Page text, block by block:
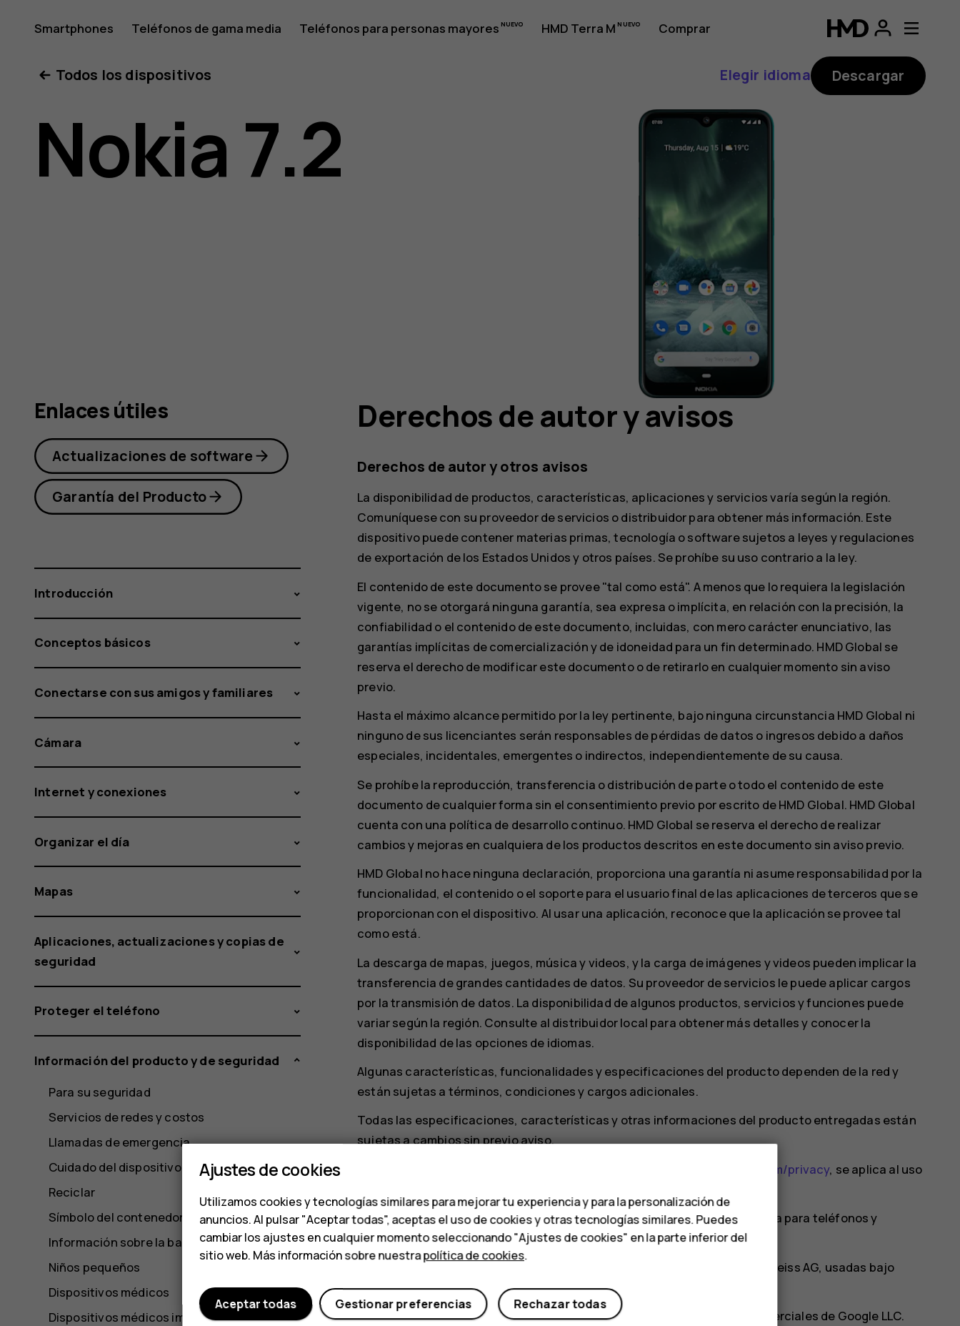
Manual
del
usuario
7.2
Smartphones Teléfonos de gama media Teléfonos para personas mayores HMD Terra M Comprar
Todos los dispositivos
Elegir idioma Descargar
Nokia 7.2
Derechos de autor y avisos
Derechos de autor y otros avisos
La disponibilidad de productos, características, aplicaciones y servicios varía según la región.
Comuníquese con su proveedor de servicios o distribuidor para obtener más información. Este
dispositivo puede contener materias primas, tecnología o software sujetos a leyes y regulaciones
de exportación de los Estados Unidos y otros países. Se prohíbe su uso contrario a la ley.
El contenido de este documento se provee "tal como está". A menos que lo requiera la legislación
vigente, no se otorgará ninguna garantía, sea expresa o implícita, en relación con la precisión, la
confiabilidad o el contenido de este documento, incluidas, con mero carácter enunciativo, las
garantías implícitas de comercialización y de idoneidad para un fin determinado. HMD Global se
reserva el derecho de modificar este documento o de retirarlo en cualquier momento sin aviso
previo.
Hasta el máximo alcance permitido por la ley pertinente, bajo ninguna circunstancia HMD Global ni
ninguno de sus licenciantes serán responsables de pérdidas de datos o ingresos debido a daños
especiales, incidentales, emergentes o indirectos, independientemente de su causa.
Se prohíbe la reproducción, transferencia o distribución de parte o todo el contenido de este
documento de cualquier forma sin el consentimiento previo por escrito de HMD Global. HMD Global
cuenta con una política de desarrollo continuo. HMD Global se reserva el derecho de realizar
cambios y mejoras en cualquiera de los productos descritos en este documento sin aviso previo.
HMD Global no hace ninguna declaración, proporciona una garantía ni asume responsabilidad por la
funcionalidad, el contenido o el soporte para el usuario final de las aplicaciones de terceros que se
proporcionan con el dispositivo. Al usar una aplicación, reconoce que la aplicación se provee tal
como está.
La descarga de mapas, juegos, música y videos, y la carga de imágenes y videos pueden implicar la
transferencia de grandes cantidades de datos. Su proveedor de servicios le puede aplicar cargos
por la transmisión de datos. La disponibilidad de algunos productos, servicios y funciones puede
variar según la región. Consulte al distribuidor local para obtener más detalles y conocer la
disponibilidad de las opciones de idiomas.
Algunas características, funcionalidades y especificaciones del producto dependen de la red y
están sujetas a términos, condiciones y cargos adicionales.
Todas las especificaciones, características y otras informaciones del producto entregadas están
sujetas a cambios sin previo aviso.
http://www.hmd.com/privacy, se aplica al uso
HMD Global Oy es el titular exclusivo de la licencia de uso de la marca Nokia para teléfonos y
tabletas. Nokia es una marca comercial registrada de Nokia Corporation.
ZEISS y el logotipo de ZEISS son marcas comerciales registradas de Carl Zeiss AG, usadas bajo
licencia de Carl Zeiss Vision GmbH.
Android, Google y otras marcas y logotipos relacionados son marcas comerciales de Google LLC.
Enlaces útiles
Actualizaciones de software
Garantía del Producto
Introducción
Conceptos básicos
Conectarse con sus amigos y familiares
Cámara
Internet y conexiones
Organizar el día
Mapas
Aplicaciones, actualizaciones y copias de
seguridad
Proteger el teléfono
Información del producto y de seguridad
Para su seguridad
Servicios de redes y costos
Llamadas de emergencia
Cuidado del dispositivo
Reciclar
Símbolo del contenedor de basura tachado
Información sobre la batería y el cargador
Niños pequeños
Dispositivos médicos
Dispositivos médicos implantados
Ajustes de cookies
Utilizamos cookies y tecnologías similares para mejorar tu experiencia y para la personalización de
anuncios. Al pulsar "Aceptar todas", aceptas el uso de cookies y otras tecnologías similares. Puedes
cambiar los ajustes en cualquier momento seleccionando "Ajustes de cookies" en la parte inferior del
sitio web. Más información sobre nuestrapolítica de cookies.
Rechazar todas
Gestionar preferencias
Aceptar todas